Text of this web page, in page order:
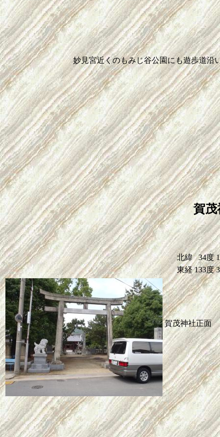
妙見宮近くのもみじ谷公園にも遊歩道沿
賀
北緯 34度
東経 133度
賀茂神社正面